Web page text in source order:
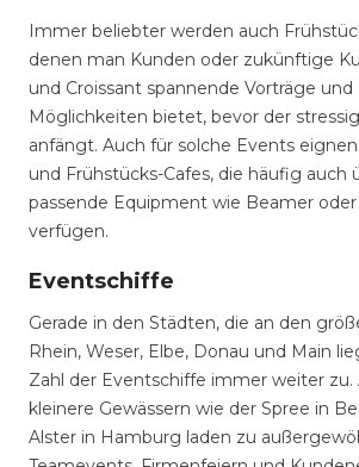
Immer beliebter werden auch
denen man Kunden oder zukünftige
und Croissant spannende Vorträge
Möglichkeiten bietet, bevor der
anfängt. Auch für solche Events
und Frühstücks-Cafes, die häufig auch
passende Equipment wie Beamer
verfügen.
Eventschiffe
Gerade in den Städten, die an den
Rhein, Weser, Elbe, Donau und Main
Zahl der Eventschiffe immer weiter zu.
kleinere Gewässern wie der Spree in
Alster in Hamburg laden zu